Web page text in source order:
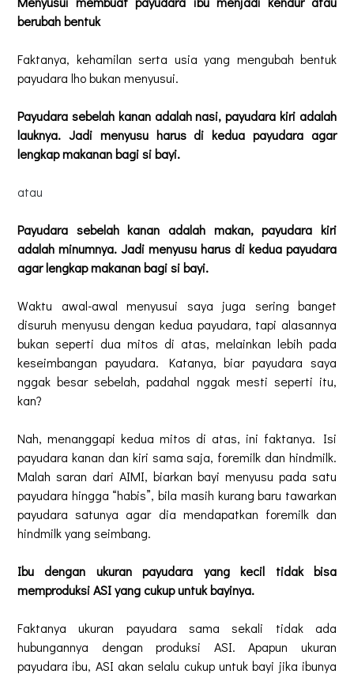
berubah bentuk
Faktanya, kehamilan serta usia yang mengubah bentuk
payudara lho bukan menyusui.
Payudara sebelah kanan adalah nasi, payudara kiri adalah
lauknya. Jadi menyusu harus di kedua payudara agar
lengkap makanan bagi si bayi.
atau
Payudara sebelah kanan adalah makan, payudara kiri
adalah minumnya. Jadi menyusu harus di kedua payudara
agar lengkap makanan bagi si bayi.
Waktu awal-awal menyusui saya juga sering banget
disuruh menyusu dengan kedua payudara, tapi alasannya
bukan seperti dua mitos di atas, melainkan lebih pada
keseimbangan payudara. Katanya, biar payudara saya
nggak besar sebelah, padahal nggak mesti seperti itu,
kan?
Nah, menanggapi kedua mitos di atas, ini faktanya. Isi
payudara kanan dan kiri sama saja, foremilk dan hindmilk.
Malah saran dari AIMI, biarkan bayi menyusu pada satu
payudara hingga “habis”, bila masih kurang baru tawarkan
payudara satunya agar dia mendapatkan foremilk dan
hindmilk yang seimbang.
Ibu dengan ukuran payudara yang kecil tidak bisa
memproduksi ASI yang cukup untuk bayinya.
Faktanya ukuran payudara sama sekali tidak ada
hubungannya dengan produksi ASI. Apapun ukuran
payudara ibu, ASI akan selalu cukup untuk bayi jika ibunya